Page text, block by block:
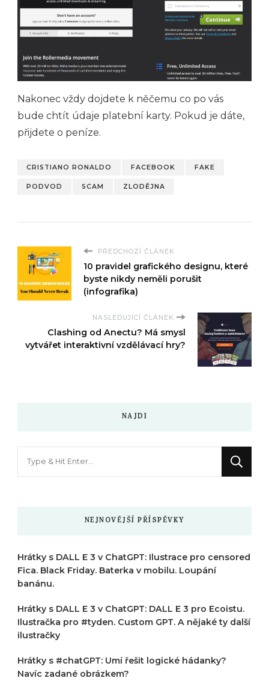
Nakonec vždy dojdete k něčemu co po vás
bude chtít údaje platební karty. Pokud je dáte,
přijdete o peníze.
CRISTIANO RONALDO FACEBOOK FAKE
PODVOD SCAM ZLODĚJNA
PŘEDCHOZÍ ČLÁNEK
10 pravidel grafického designu, které
byste nikdy neměli porušit
(infografika)
NASLEDUJÍCÍ ČLÁNEK
Clashing od Anectu? Má smysl
vytvářet interaktivní vzdělávací hry?
NAJDI
NEJNOVĚJŠÍ PŘÍSPĚVKY
Hrátky s DALL E 3 v ChatGPT: Ilustrace pro censored
Fica. Black Friday. Baterka v mobilu. Loupání
banánu.
Hrátky s DALL E 3 v ChatGPT: DALL E 3 pro Ecoistu.
Ilustračka pro #tyden. Custom GPT. A nějaké ty další
ilustračky
Hrátky s #chatGPT: Umí řešit logické hádanky?
Navíc zadané obrázkem?